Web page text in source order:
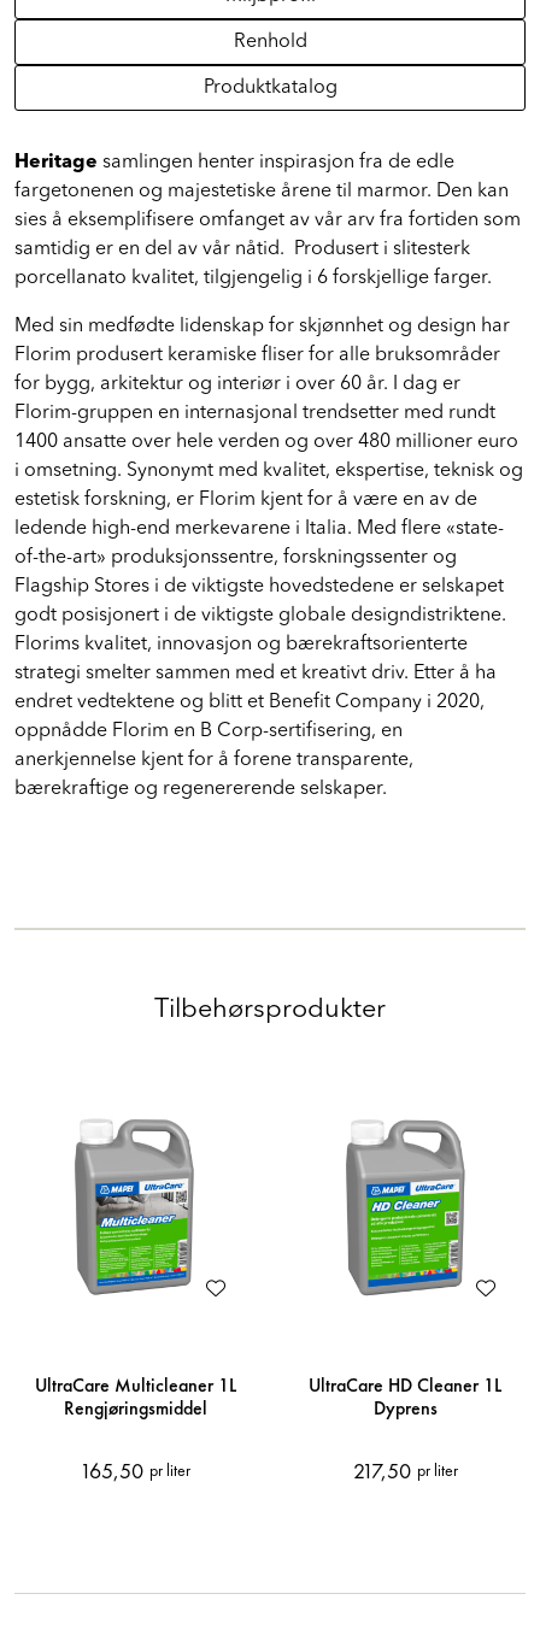
Miljøprofil
Renhold
Produktkatalog
Heritagesamlingen henter inspirasjon fra de edle
fargetonenen og majestetiske årene til marmor. Den kan
sies å eksemplifisere omfanget av vår arv fra fortiden som
samtidig er en del av vår nåtid. Produsert i slitesterk
Med sin medfødte lidenskap for skjønnhet og design har
Florim produsert keramiske fliser for alle bruksområder
for bygg, arkitektur og interiør i over 60 år. I dag er
Florim-gruppen en internasjonal trendsetter med rundt
1400 ansatte over hele verden og over 480 millioner euro
i omsetning. Synonymt med kvalitet, ekspertise, teknisk og
estetisk forskning, er Florim kjent for å være en av de
ledende high-end merkevarene i Italia. Med flere «state-
of-the-art» produksjonssentre, forskningssenter og
Flagship Stores i de viktigste hovedstedene er selskapet
godt posisjonert i de viktigste globale designdistriktene.
Florims kvalitet, innovasjon og bærekraftsorienterte
strategi smelter sammen med et kreativt driv. Etter å ha
endret vedtektene og blitt et Benefit Company i 2020,
oppnådde Florim en B Corp-sertifisering, en
anerkjennelse kjent for å forene transparente,
UltraCare Multicleaner 1L
UltraCare HD Cleaner 1L